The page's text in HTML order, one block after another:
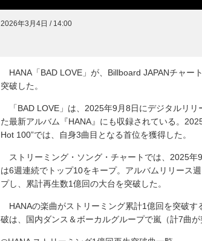
2026年3月4日 / 14:00
HANA「BAD LOVE」が、Billboard JAPANチャー
突破した。
「BAD LOVE」は、2025年9月8日にデジタルリ
た最新アルバム『HANA』にも収録されている。
Hot 100”では、自身3曲目となる首位を獲得した。
ストリーミング・ソング・チャートでは、2025
は6週連続でトップ10をキープ。アルバムリリース
プし、累計再生数1億回の大台を突破した。
HANAの楽曲がストリーミング累計1億回を突破
破は、国内ダンス＆ボーカルグループで嵐（計7曲が